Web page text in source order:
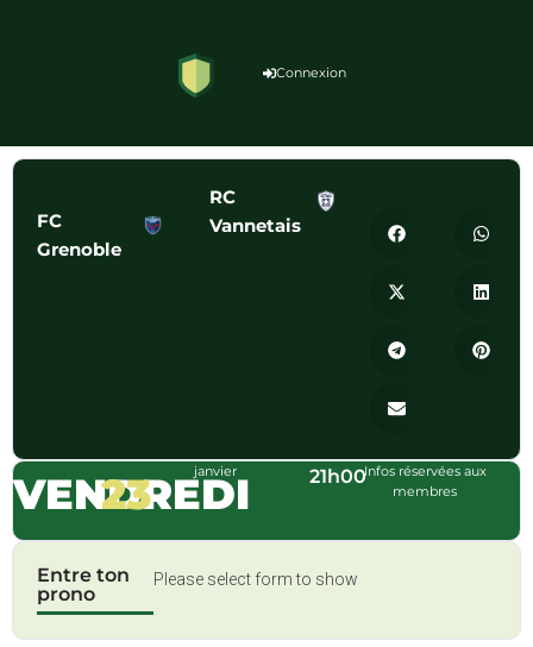
Connexion
FC
Grenoble
RC
Vannetais
VENDREDI
23 janvier 21h00Infos réservées aux
membres
Entre ton
prono
Please select form to show